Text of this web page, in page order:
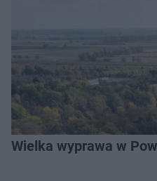
Wielka wyprawa w